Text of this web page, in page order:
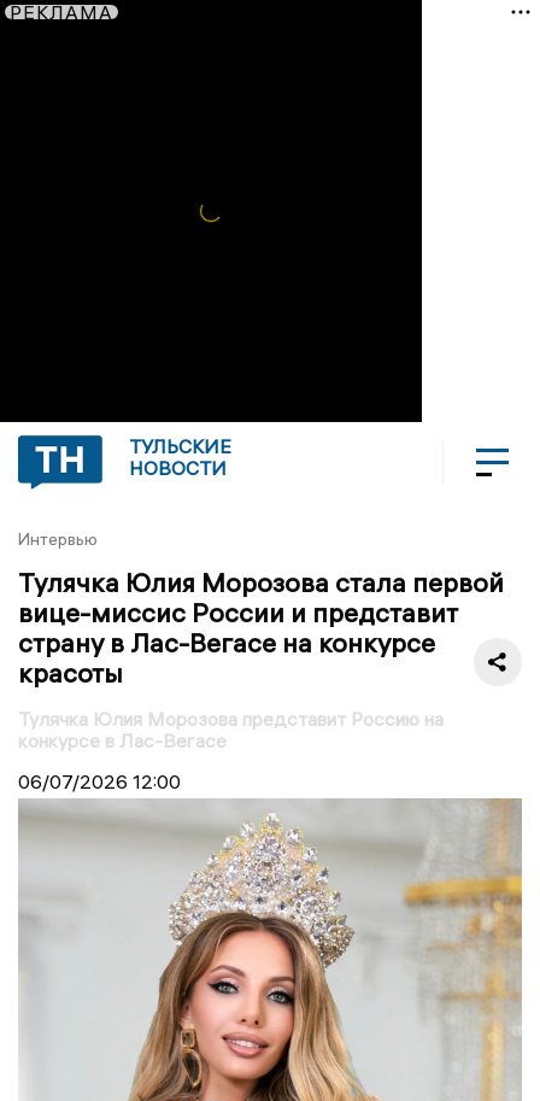
РЕКЛАМА
ТУЛЬСКИЕ
НОВОСТИ
Интервью
Тулячка Юлия Морозова стала первой
вице-миссис России и представит
страну в Лас-Вегасе на конкурсе
красоты
Тулячка Юлия Морозова представит Россию на
конкурсе в Лас-Вегасе
06/07/2026 12:00